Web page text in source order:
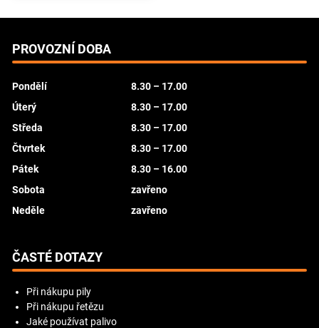
PROVOZNÍ DOBA
Pondělí
8.30 – 17.00
Úterý
8.30 – 17.00
Středa
8.30 – 17.00
Čtvrtek
8.30 – 17.00
Pátek
8.30 – 16.00
Sobota
zavřeno
Neděle
zavřeno
ČASTÉ DOTAZY
Při nákupu pily
Při nákupu řetězu
Jaké používat palivo